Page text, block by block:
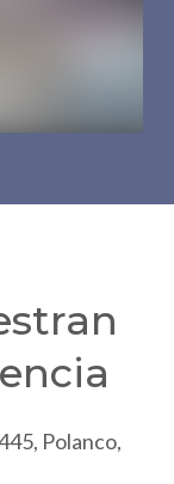
Polanco,